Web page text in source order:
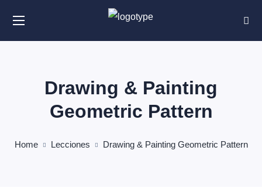
Drawing & Painting
Geometric Pattern
Home Lecciones Drawing & Painting Geometric Pattern